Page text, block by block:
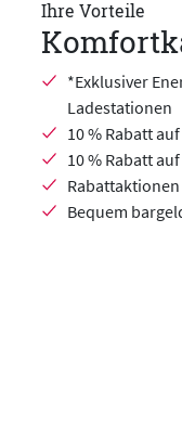
Ihre Vorteile
*Exklusiver
Ladestationen
10 % Rabatt
10 % Rabatt
Bequem